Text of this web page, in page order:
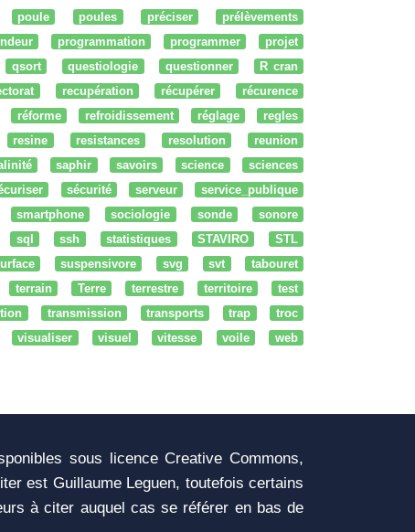
poule poules préciser
prélèvements
programmation programmer
projet
qsort questiologie questionner
R cran
recupération récupérer
récurence
réforme refroidissement réglage
regles
resine resistances resolution
reunion
saphir savoirs science
sciences
sécurité serveur
service_publique
smartphone sociologie sonde
sonore
sql ssh statistiques STAVIRO
STL
suspensivore svg svt
tabouret
terrain Terre terrestre territoire
test
transmission transports trap
troc
visualiser visuel vitesse voile
web
sous licence Creative Commons,
est Guillaume Leguen, toutefois certains
à citer auquel cas se référer en bas de